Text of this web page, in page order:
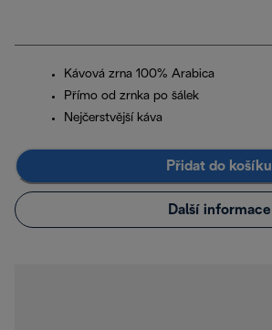
Kávová zrna 100% Arabica
Přímo od zrnka po šálek
Nejčerstvější káva
Přidat do košíku
Další informace